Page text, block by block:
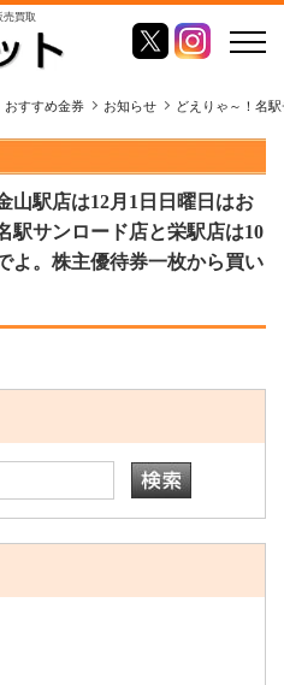
売買取
おすすめ金券 お知らせ どえりゃ～！名
山駅店は12月1日日曜日はお
駅サンロード店と栄駅店は10
よ。株主優待券一枚から買い